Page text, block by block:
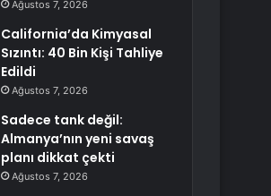
Ağustos 7, 2026
California’da Kimyasal
Sızıntı: 40 Bin Kişi Tahliye
Edildi
Ağustos 7, 2026
Sadece tank değil:
Almanya’nın yeni savaş
planı dikkat çekti
Ağustos 7, 2026